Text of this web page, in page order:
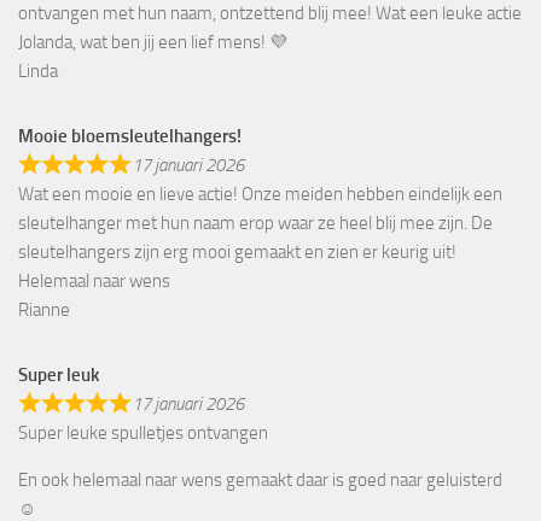
ontvangen met hun naam, ontzettend blij mee! Wat een leuke actie
Jolanda, wat ben jij een lief mens! 💜
Linda
Mooie bloemsleutelhangers!
17 januari 2026
Wat een mooie en lieve actie! Onze meiden hebben eindelijk een
sleutelhanger met hun naam erop waar ze heel blij mee zijn. De
sleutelhangers zijn erg mooi gemaakt en zien er keurig uit!
Helemaal naar wens
Rianne
Super leuk
17 januari 2026
Super leuke spulletjes ontvangen
En ook helemaal naar wens gemaakt daar is goed naar geluisterd
☺️